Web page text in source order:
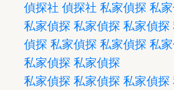
偵探社 偵探社 私家偵探 私
私家偵探 私家偵探 私家偵探
偵探 私家偵探 私家偵探 私
私家偵探 私家偵探
私家偵探 私家偵探 私家偵探